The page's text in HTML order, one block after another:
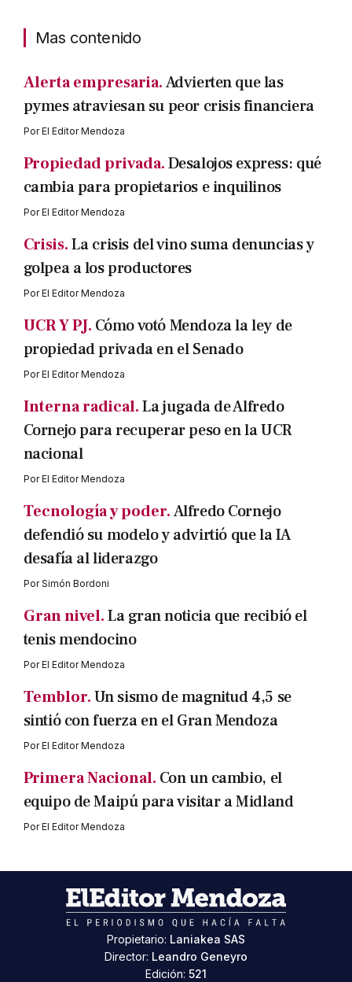
Mas contenido
Alerta empresaria.Advierten que las
pymes atraviesan su peor crisis financiera
PorEl Editor Mendoza
Propiedad privada.Desalojos express: qué
cambia para propietarios e inquilinos
PorEl Editor Mendoza
Crisis.La crisis del vino suma denuncias y
golpea a los productores
PorEl Editor Mendoza
UCR Y PJ. Cómo votó Mendoza la ley de
propiedad privada en el Senado
PorEl Editor Mendoza
Interna radical.La jugada de Alfredo
Cornejo para recuperar peso en la UCR
nacional
PorEl Editor Mendoza
Tecnología y poder.Alfredo Cornejo
defendió su modelo y advirtió que la IA
desafía al liderazgo
PorSimón Bordoni
Gran nivel.La gran noticia que recibió el
tenis mendocino
PorEl Editor Mendoza
Temblor.Un sismo de magnitud 4,5 se
sintió con fuerza en el Gran Mendoza
PorEl Editor Mendoza
Primera Nacional. Con un cambio, el
equipo de Maipú para visitar a Midland
PorEl Editor Mendoza
Propietario: Laniakea SAS
Director: Leandro Geneyro
Edición: 521